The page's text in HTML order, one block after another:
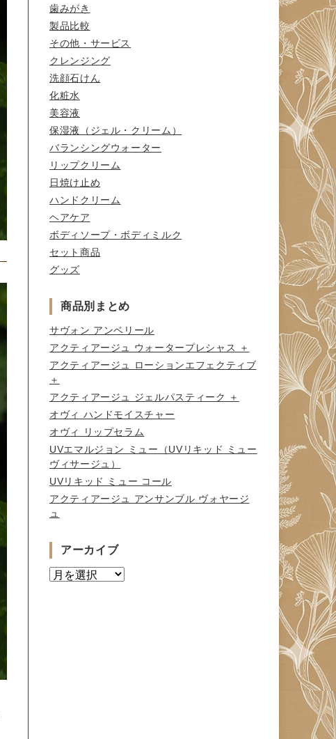
歯みがき
製品比較
その他・サービス
クレンジング
洗顔石けん
化粧水
美容液
保湿液（ジェル・クリーム）
バランシングウォーター
リップクリーム
日焼け止め
ハンドクリーム
ヘアケア
ボディソープ・ボディミルク
セット商品
グッズ
商品別まとめ
サヴォン アンベリール
アクティアージュ ウォータープレシャス ＋
アクティアージュ ローションエフェクティブ
＋
アクティアージュ ジェルパスティーク ＋
オヴィ ハンドモイスチャー
オヴィ リップセラム
UVエマルジョン ミュー（UVリキッド ミュー
ヴィサージュ）
UVリキッド ミュー コール
アクティアージュ アンサンブル ヴォヤージ
ュ
アーカイブ
ア